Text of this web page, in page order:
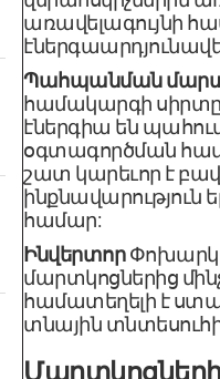
առավելագույնի
Պահպանման
համակարգի
էներգիա են
օգտագործման
շատ կարեւոր է
ինքնավարություն
համար:
Ինվերտոր
մարտկոցներից
համատեղելի է
տնային